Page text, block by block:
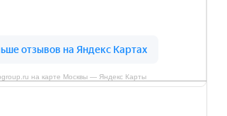
на карте Москвы — Яндекс Карты